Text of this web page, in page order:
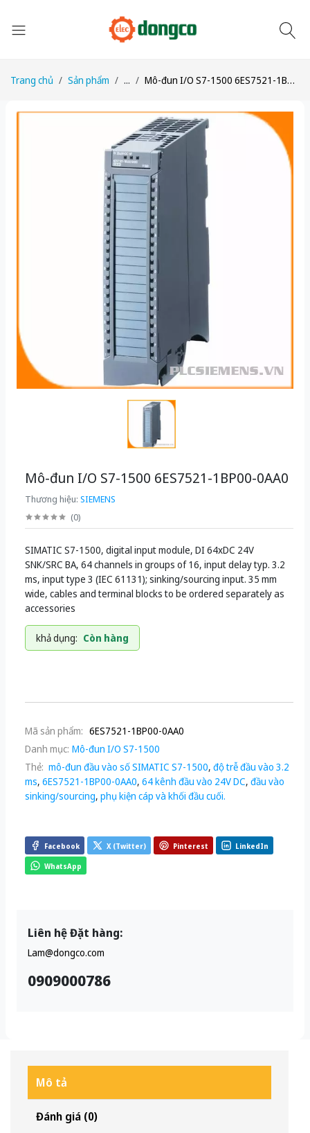
Trang chủ Sản phẩm ... Mô-đun I/O S7-1500 6ES7521-1BP00-0AA0
Mô-đun I/O S7-1500 6ES7521-1BP00-0AA0
Thương hiệu: SIEMENS
(0)
SIMATIC S7-1500, digital input module, DI 64xDC 24V
SNK/SRC BA, 64 channels in groups of 16, input delay typ. 3.2
ms, input type 3 (IEC 61131); sinking/sourcing input. 35 mm
wide, cables and terminal blocks to be ordered separately as
accessories
khả dụng: Còn hàng
Mã sản phẩm: 6ES7521-1BP00-0AA0
Danh mục: Mô-đun I/O S7-1500
Thẻ: mô-đun đầu vào số SIMATIC S7-1500, độ trễ đầu vào 3.2
ms, 6ES7521-1BP00-0AA0, 64 kênh đầu vào 24V DC, đầu vào
sinking/sourcing, phụ kiện cáp và khối đầu cuối.
Facebook X (Twitter) Pinterest LinkedIn
WhatsApp
Liên hệ Đặt hàng:
Lam@dongco.com
0909000786
Mô tả
Đánh giá (0)